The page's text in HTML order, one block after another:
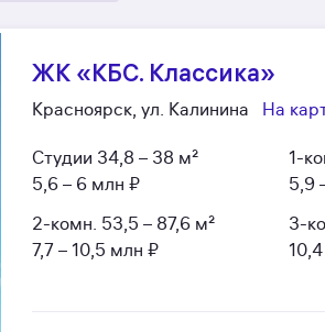
ЖК «КБС. Классика»
Красноярск, ул. Калинина На
Студии 34,8 – 38 м²
5,6 – 6 млн ₽
1-
5,9
2-комн. 53,5 – 87,6 м²
7,7 – 10,5 млн ₽
3-